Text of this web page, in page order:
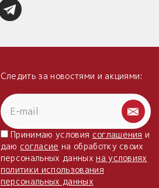
Следить за новостями и акциями:
Принимаю условия соглашения и
даю согласие на обработку своих
персональных данныхна условиях
политики использования
персональных данных